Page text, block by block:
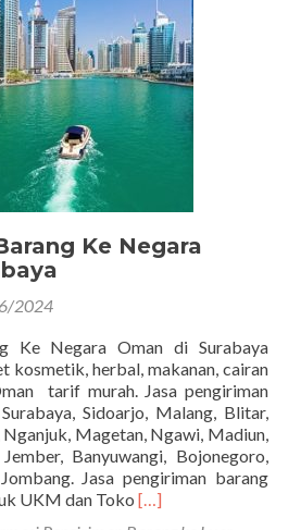
Ke Negara
2024
Ke Negara Oman di Surabaya
kosmetik, herbal, makanan, cairan
tarif murah. Jasa pengiriman
Sidoarjo, Malang, Blitar,
Nganjuk, Magetan, Ngawi, Madiun,
Banyuwangi, Bojonegoro,
Jasa pengiriman barang
UKM dan Toko Read
[…]